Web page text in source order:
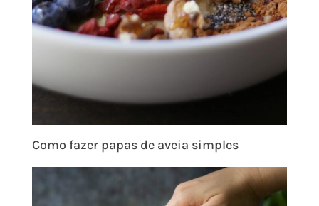
Como fazer papas de aveia simples